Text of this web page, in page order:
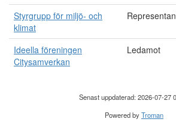
Styrgrupp för miljö- och
klimat
Ideella föreningen
Citysamverkan
Ledamot
Senast uppdaterad: 2026-07-27
Powered byTroman